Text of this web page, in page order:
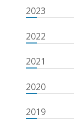
2023
2022
2021
2020
2019